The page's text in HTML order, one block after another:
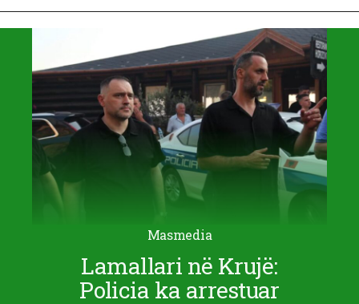
Masmedia
Lamallari në Krujë:
Policia ka arrestuar